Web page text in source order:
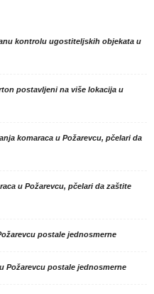
kontrolu ugostiteljskih objekata u
postavljeni na više lokacija u
komaraca u Požarevcu, pčelari da
u Požarevcu, pčelari da zaštite
postale jednosmerne
Požarevcu postale jednosmerne